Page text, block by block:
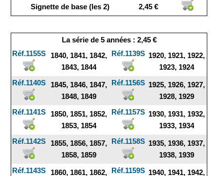
Signette de base (les 2)
2,45 €
La série de 5 années : 2,45 €
Réf.1155S
1840, 1841, 1842,
1843, 1844
Réf.1139S 1920, 1921, 1922,
1923, 1924
Réf.1140S
1845, 1846, 1847,
1848, 1849
Réf.1156S 1925, 1926, 1927,
1928, 1929
Réf.1141S
1850, 1851, 1852,
1853, 1854
Réf.1157S 1930, 1931, 1932,
1933, 1934
Réf.1142S
1855, 1856, 1857,
1858, 1859
Réf.1158S 1935, 1936, 1937,
1938, 1939
Réf.1143S
1860, 1861, 1862,
Réf.1159S 1940, 1941, 1942,